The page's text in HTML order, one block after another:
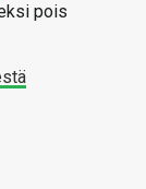
pois